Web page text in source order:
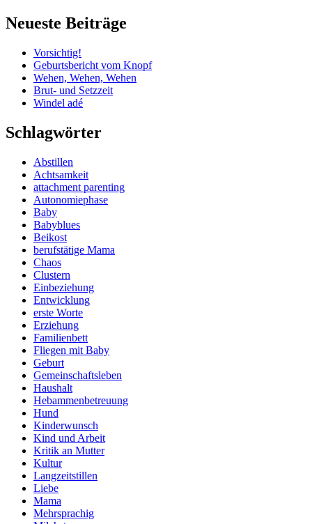
Neueste Beiträge
Vorsichtig!
Geburtsbericht vom Knopf
Wehen, Wehen, Wehen
Brut- und Setzzeit
Windel adé
Schlagwörter
Abstillen
Achtsamkeit
attachment parenting
Autonomiephase
Baby
Babyblues
Beikost
berufstätige Mama
Chaos
Clustern
Einbeziehung
Entwicklung
erste Worte
Erziehung
Familienbett
Fliegen mit Baby
Geburt
Gemeinschaftsleben
Haushalt
Hebammenbetreuung
Hund
Kinderwunsch
Kind und Arbeit
Kritik an Mutter
Kultur
Langzeitstillen
Liebe
Mama
Mehrsprachig